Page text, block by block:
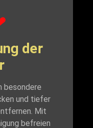
der
besondere
und tiefer
Mit
befreien